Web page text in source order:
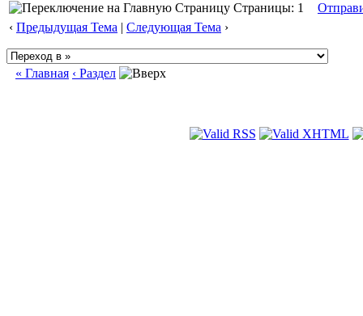
Страницы: 1
‹ Предыдущая Тема | Следующая Тема ›
« Главная ‹ Раздел